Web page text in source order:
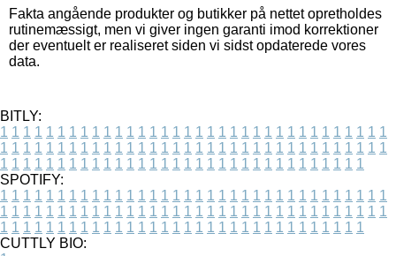
Fakta angående produkter og butikker på nettet opretholdes
rutinemæssigt, men vi giver ingen garanti imod korrektioner
der eventuelt er realiseret siden vi sidst opdaterede vores
data.
BITLY:
1 1 1 1 1 1 1 1 1 1 1 1 1 1 1 1 1 1 1 1 1 1 1 1 1 1 1 1 1 1 1 1 1 1
1 1 1 1 1 1 1 1 1 1 1 1 1 1 1 1 1 1 1 1 1 1 1 1 1 1 1 1 1 1 1 1 1 1
1 1 1 1 1 1 1 1 1 1 1 1 1 1 1 1 1 1 1 1 1 1 1 1 1 1 1 1 1 1 1 1
SPOTIFY:
1 1 1 1 1 1 1 1 1 1 1 1 1 1 1 1 1 1 1 1 1 1 1 1 1 1 1 1 1 1 1 1 1 1
1 1 1 1 1 1 1 1 1 1 1 1 1 1 1 1 1 1 1 1 1 1 1 1 1 1 1 1 1 1 1 1 1 1
1 1 1 1 1 1 1 1 1 1 1 1 1 1 1 1 1 1 1 1 1 1 1 1 1 1 1 1 1 1 1 1
CUTTLY BIO: